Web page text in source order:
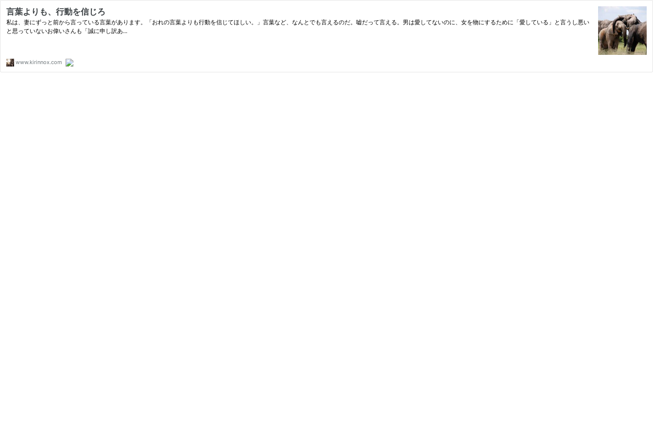
言葉よりも、行動を信じろ
私は、妻にずっと前から言っている言葉があります。「おれの言葉よりも行動を信じてほしい。」言葉など、なんとでも言えるのだ。嘘だって言える。男は愛してないのに、女を物にするために「愛している」と言うし悪い
と思っていないお偉いさんも「誠に申し訳あ...
www.kirinnox.com